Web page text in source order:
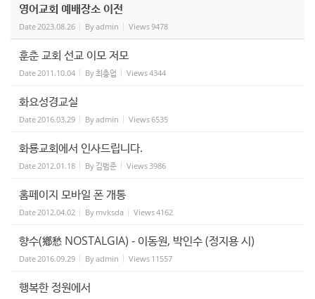
영어교회 예배장소 이전
Date2023.08.26 Byadmin Views9478
훈춘 교회 선교 이모 저모
Date2011.10.04 By최충업 Views4344
화요성경교실
Date2016.03.29 Byadmin Views6535
화룡교회에서 인사드립니다.
Date2012.01.18 By 김범준 Views3986
홈페이지 모바일 폰 개통
Date2012.04.02 By mvksda Views4162
향수(鄕愁 NOSTALGIA) - 이동원, 박인수 (정지용 시)
Date2016.09.29 Byadmin Views 11557
행복한 정원에서